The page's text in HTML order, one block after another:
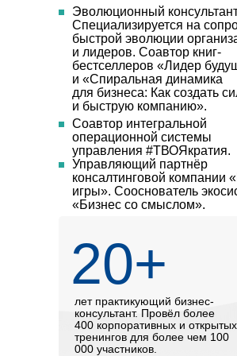
производственно-
инновационными проектами
Лидер мотивационной
программы «Строим Город»
Андрей Вершинин
и
(Мария
а
17:30-18:10
Лидер якорного круга
Мария Козлова
Эволюционный
Специализируется на
быстрой эволюции
и лидеров. Соавтор книг-
бестселлеров «Лидер
и «Спиральная динамика
для бизнеса: Как создать
и быструю компанию».
Соавтор интегральной
операционной системы
управления #ТВОЯкратия.
Управляющий партнёр
консалтинговой компании
игры». Сооснователь
«Бизнес со смыслом».
20+
лет практикующий бизнес-
консультант. Провёл более
400 корпоративных и открытых
тренингов для более чем 100
000 участников.